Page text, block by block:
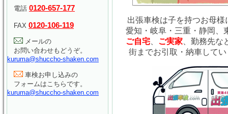
出張車検は子を持つお母様
愛知・岐阜・三重・静岡、
ご自宅
ご実家 、勤務先な
街までお引取・納車してい
電話 0120-657-177
FAX 0120-106-119
メールの
お問い合わせもどうぞ。
kuruma@shuccho-shaken.com
車検お申し込みの
フォームはこちらです。
kuruma@shuccho-shaken.com